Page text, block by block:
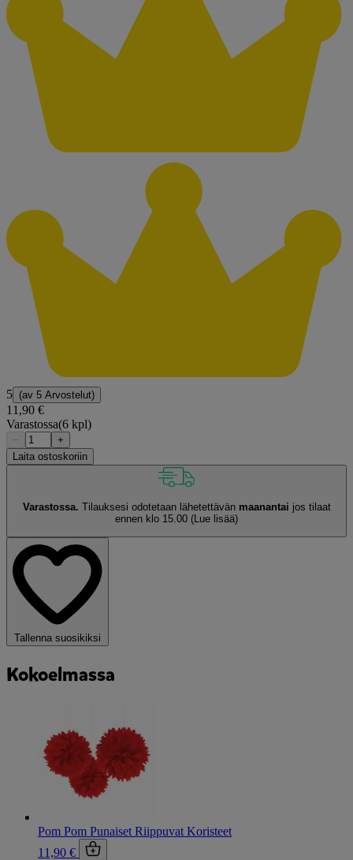
5 (av 5 Arvostelut)
11,90 €
Varastossa(6 kpl)
−
+
Laita ostoskoriin
Varastossa. Tilauksesi odotetaan lähetettävän maanantai jos tilaat
ennen klo 15.00 (Lue lisää)
Tallenna suosikiksi
Kokoelmassa
Pom Pom Punaiset Riippuvat Koristeet
11,90 €